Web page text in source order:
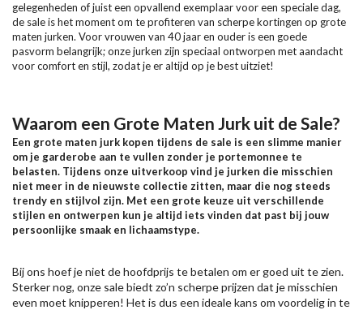
gelegenheden of juist een opvallend exemplaar voor een speciale dag,
de sale is het moment om te profiteren van scherpe kortingen op grote
maten jurken. Voor vrouwen van 40 jaar en ouder is een goede
pasvorm belangrijk; onze jurken zijn speciaal ontworpen met aandacht
voor comfort en stijl, zodat je er altijd op je best uitziet!
Waarom een Grote Maten Jurk uit de Sale?
Een grote maten jurk kopen tijdens de sale is een slimme manier
om je garderobe aan te vullen zonder je portemonnee te
belasten. Tijdens onze uitverkoop vind je jurken die misschien
niet meer in de nieuwste collectie zitten, maar die nog steeds
trendy en stijlvol zijn. Met een grote keuze uit verschillende
stijlen en ontwerpen kun je altijd iets vinden dat past bij jouw
persoonlijke smaak en lichaamstype.
Bij ons hoef je niet de hoofdprijs te betalen om er goed uit te zien.
Sterker nog, onze sale biedt zo’n scherpe prijzen dat je misschien
even moet knipperen! Het is dus een ideale kans om voordelig in te